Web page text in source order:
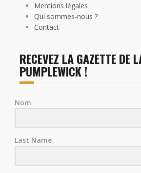
Mentions légales
Qui sommes-nous ?
Contact
RECEVEZ LA GAZETTE DE
PUMPLEWICK !
Nom
Last Name